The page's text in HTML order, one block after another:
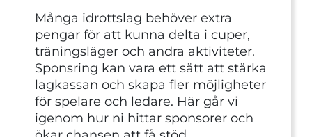
Många idrottslag behöver extra
pengar för att kunna delta i cuper,
träningsläger och andra aktiviteter.
Sponsring kan vara ett sätt att stärka
lagkassan och skapa fler möjligheter
för spelare och ledare. Här går vi
igenom hur ni hittar sponsorer och